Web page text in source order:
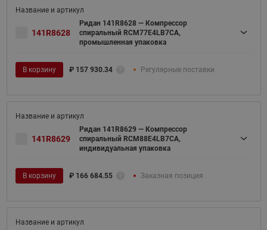
141R8628
Ридан 141R8628 — Компрессор
спиральный RCM77E4LB7CA,
промышленная упаковка
В корзину ₽ 157 930.34 Регулярные поставки
141R8629
Ридан 141R8629 — Компрессор
спиральный RCM88E4LB7CA,
индивидуальная упаковка
В корзину ₽ 166 684.55 Заказная позиция